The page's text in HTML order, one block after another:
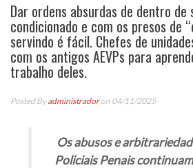
Dar ordens absurdas de dentro de
condicionado e com os presos de
servindo é fácil. Chefes de
com os antigos AEVPs para
trabalho deles.
Posted Byadministradoron 04/11/2025
Os abusos e
Policiais Penais